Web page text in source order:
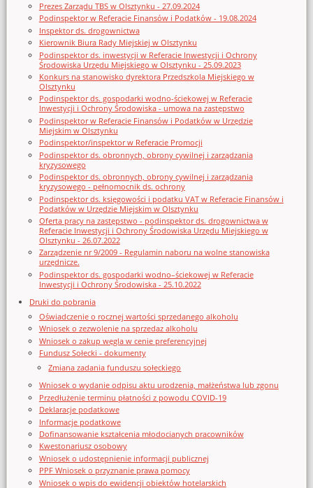
Prezes Zarządu TBS w Olsztynku - 27.09.2024
Podinspektor w Referacie Finansów i Podatków - 19.08.2024
Inspektor ds. drogownictwa
Kierownik Biura Rady Miejskiej w Olsztynku
Podinspektor ds. inwestycji w Referacie Inwestycji i Ochrony
Środowiska Urzędu Miejskiego w Olsztynku - 25.09.2023
Konkurs na stanowisko dyrektora Przedszkola Miejskiego w
Olsztynku
Podinspektor ds. gospodarki wodno-ściekowej w Referacie
Inwestycji i Ochrony Środowiska - umowa na zastępstwo
Podinspektor w Referacie Finansów i Podatków w Urzędzie
Miejskim w Olsztynku
Podinspektor/inspektor w Referacie Promocji
Podinspektor ds. obronnych, obrony cywilnej i zarządzania
kryzysowego
Podinspektor ds. obronnych, obrony cywilnej i zarządzania
kryzysowego - pełnomocnik ds. ochrony
Podinspektor ds. księgowości i podatku VAT w Referacie Finansów i
Podatków w Urzędzie Miejskim w Olsztynku
Oferta pracy na zastępstwo - podinspektor ds. drogownictwa w
Referacie Inwestycji i Ochrony Środowiska Urzędu Miejskiego w
Olsztynku - 26.07.2022
Zarządzenie nr 9/2009 - Regulamin naboru na wolne stanowiska
urzędnicze.
Podinspektor ds. gospodarki wodno–ściekowej w Referacie
Inwestycji i Ochrony Środowiska - 25.10.2022
Druki do pobrania
Oświadczenie o rocznej wartości sprzedanego alkoholu
Wniosek o zezwolenie na sprzedaz alkoholu
Wniosek o zakup węgla w cenie preferencyjnej
Fundusz Sołecki - dokumenty
Zmiana zadania funduszu sołeckiego
Wniosek o wydanie odpisu aktu urodzenia, małżeństwa lub zgonu
Przedłużenie terminu płatności z powodu COVID-19
Deklaracje podatkowe
Informacje podatkowe
Dofinansowanie kształcenia młodocianych pracowników
Kwestonariusz osobowy
Wniosek o udostępnienie informacji publicznej
PPF Wniosek o przyznanie prawa pomocy
Wniosek o wpis do ewidencji obiektów hotelarskich